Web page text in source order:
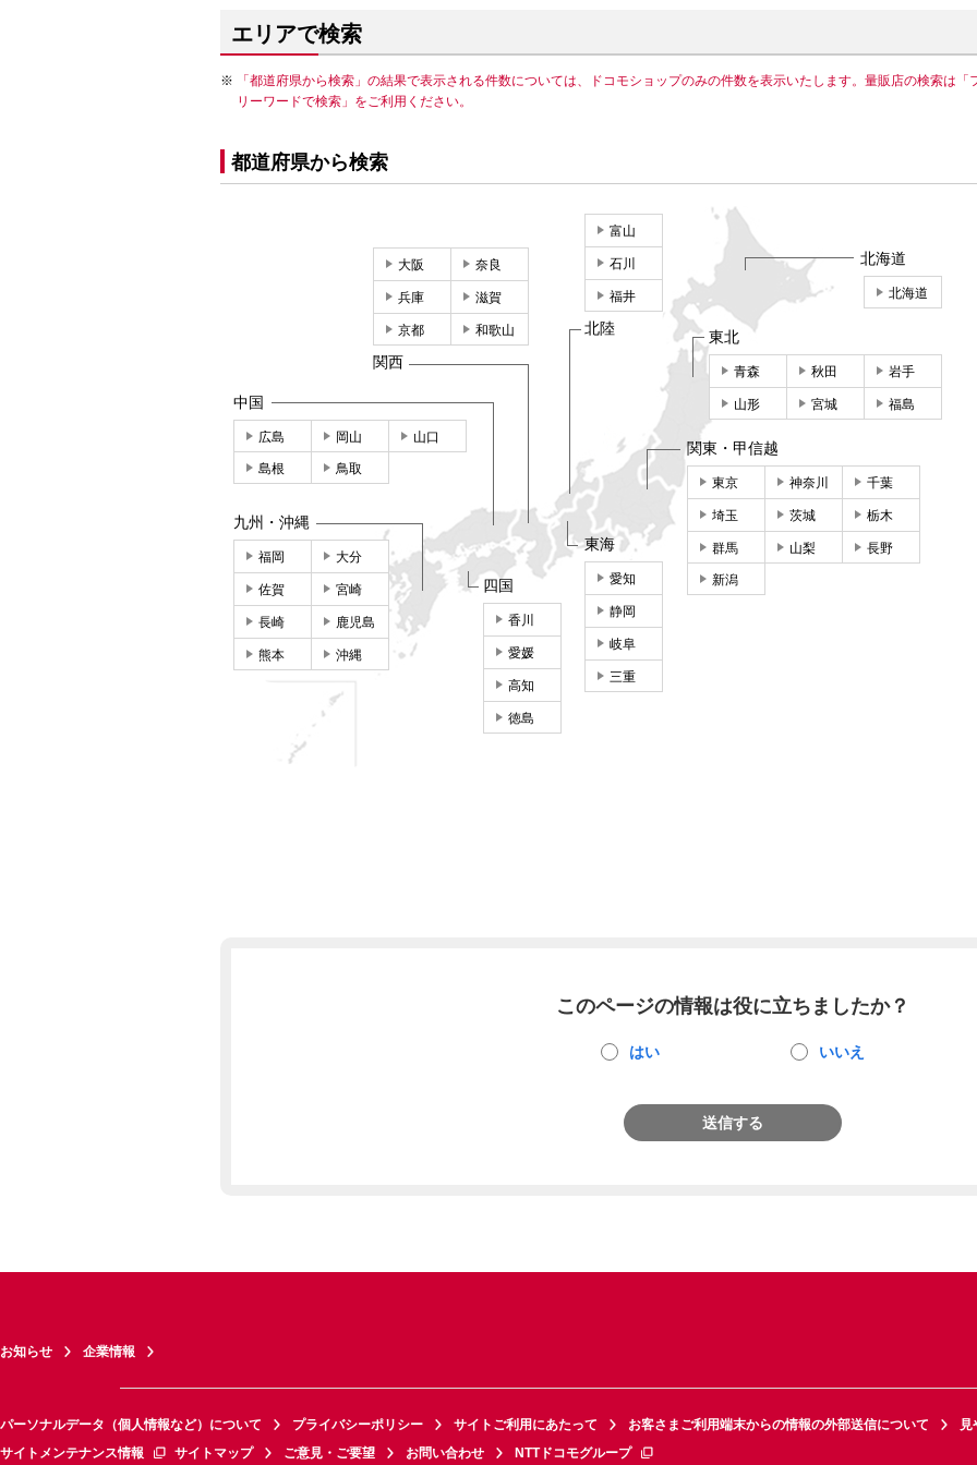
エリアで検索
「都道府県から検索」の結果で表示される件数については、ドコモショップのみの件数を表示いたします。量販店の検索は「
リーワードで検索」をご利用ください。
都道府県から検索
北海道
北海道
東北
青森 秋田 岩手
山形 宮城 福島
関東・甲信越
東京 神奈川 千葉
埼玉 茨城 栃木
群馬 山梨 長野
新潟
東海
愛知
静岡
岐阜
三重
富山
石川
福井
北陸
大阪 奈良
兵庫 滋賀
京都 和歌山
関西
中国
広島 岡山 山口
島根 鳥取
四国
香川
愛媛
高知
徳島
九州・沖縄
福岡 大分
佐賀 宮崎
長崎 鹿児島
熊本 沖縄
このページの情報は役に立ちましたか？
はい いいえ
送信する
お知らせ 企業情報
パーソナルデータ（個人情報など）について プライバシーポリシー サイトご利用にあたって お客さまご利用端末からの情報の外部送信について
見
サイトメンテナンス情報
サイトマップ ご意見・ご要望 お問い合わせ NTTドコモグループ